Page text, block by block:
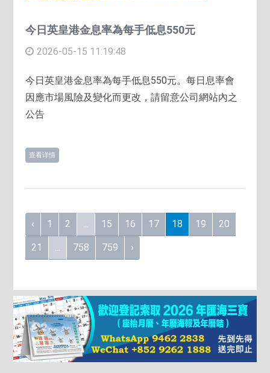
今日英皇港金息率為每手低息550元
2026-05-15 11:19:48
今日英皇港金息率為每手低息550元。每日息率會
因應市場風險及變化而更改，請留意公司網站內之
公告
查看详情
‹ 1 2 ... 15 16 17 18 19 20
21 ... 758 759 ›